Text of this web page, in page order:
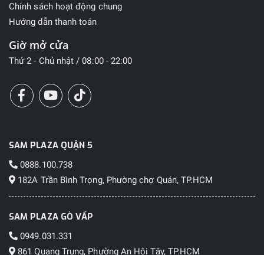
Chính sách hoạt động chung
Hướng dẫn thanh toán
Giờ mở cửa
Thứ 2 - Chủ nhật / 08:00 - 22:00
SAM PLAZA QUẬN 5
0888.100.738
182A Trần Bình Trọng, Phường chợ Quán, TP.HCM
SAM PLAZA GÒ VẤP
0949.031.331
861 Quang Trung, Phường An Hội Tây, TP.HCM